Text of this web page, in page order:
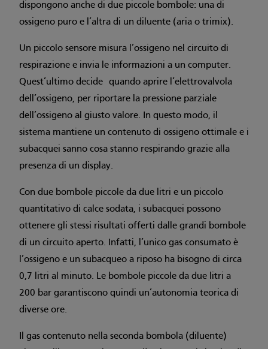
dispongono anche di due piccole bombole: una di
ossigeno puro e l’altra di un diluente (aria o trimix).
Un piccolo sensore misura l’ossigeno nel circuito di
respirazione e invia le informazioni a un computer.
Quest’ultimo decide quando aprire l’elettrovalvola
dell’ossigeno, per riportare la pressione parziale
dell’ossigeno al giusto valore. In questo modo, il
sistema mantiene un contenuto di ossigeno ottimale e i
subacquei sanno cosa stanno respirando grazie alla
presenza di un display.
Con due bombole piccole da due litri e un piccolo
quantitativo di calce sodata, i subacquei possono
ottenere gli stessi risultati offerti dalle grandi bombole
di un circuito aperto. Infatti, l’unico gas consumato è
l’ossigeno e un subacqueo a riposo ha bisogno di circa
0,7 litri al minuto. Le bombole piccole da due litri a
200 bar garantiscono quindi un’autonomia teorica di
diverse ore.
Il gas contenuto nella seconda bombola (diluente)